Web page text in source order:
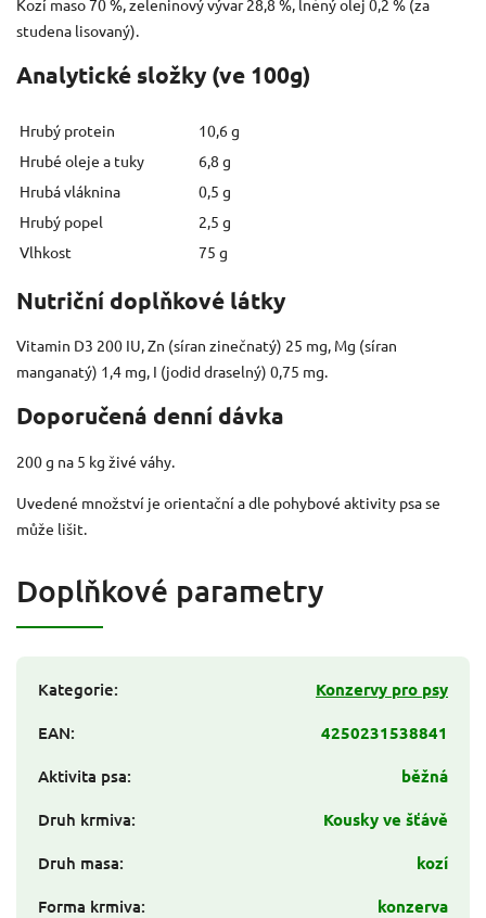
Kozí maso 70 %, zeleninový vývar 28,8 %, lněný olej 0,2 % (za
studena lisovaný).
Analytické složky (ve 100g)
Hrubý protein
10,6 g
Hrubé oleje a tuky
6,8 g
Hrubá vláknina
0,5 g
Hrubý popel
2,5 g
Vlhkost
75 g
Nutriční doplňkové látky
Vitamin D3 200 IU, Zn (síran zinečnatý) 25 mg, Mg (síran
manganatý) 1,4 mg, I (jodid draselný) 0,75 mg.
Doporučená denní dávka
200 g na 5 kg živé váhy.
Uvedené množství je orientační a dle pohybové aktivity psa se
může lišit.
Doplňkové parametry
Kategorie:
Konzervy pro psy
EAN:
4250231538841
Aktivita psa:
běžná
Druh krmiva:
Kousky ve šťávě
Druh masa:
kozí
Forma krmiva:
konzerva